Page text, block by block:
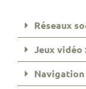
Réseaux
Jeux vidéo
Navigation